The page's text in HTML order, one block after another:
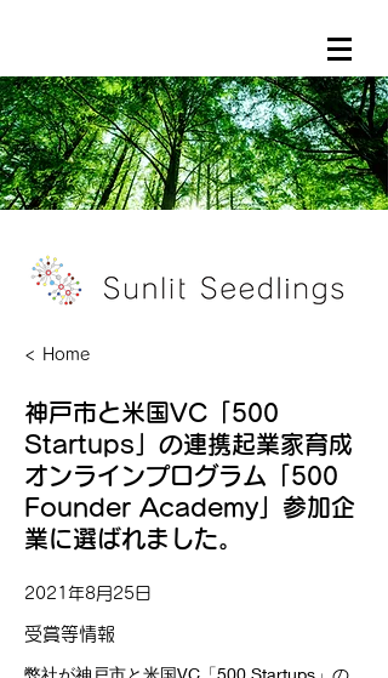
< Home
神戸市と米国VC「500
Startups」の連携起業家育成
オンラインプログラム「500
Founder Academy」参加企
業に選ばれました。
2021年8月25日
受賞等情報
弊社が神戸市と米国VC「500 Startups」の